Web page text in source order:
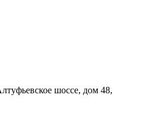
шоссе, дом 48,